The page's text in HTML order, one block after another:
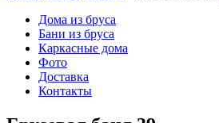
Дома из бруса
Бани из бруса
Каркасные дома
Фото
Доставка
Контакты